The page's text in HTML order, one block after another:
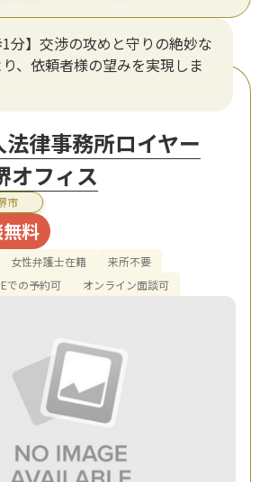
1分】交渉の攻めと守りの絶妙な
、依頼者様の望みを実現しま
律事務所ロイヤー
オフィス
市
料
女性弁護士在籍
来所不要
での予約可 オンライン面談可